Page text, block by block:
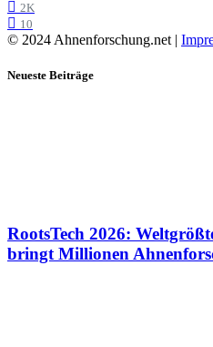
2K
10
© 2024 Ahnenforschung.net |
Neueste Beiträge
RootsTech 2026:
bringt Millionen